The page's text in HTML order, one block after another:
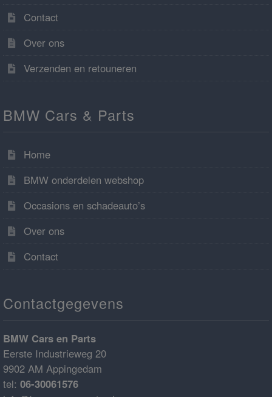
Contact
Over ons
Verzenden en retouneren
BMW Cars & Parts
Home
BMW onderdelen webshop
Occasions en schadeauto’s
Over ons
Contact
Contactgegevens
BMW Cars en Parts
Eerste Industrieweg 20
9902 AM Appingedam
tel: 06-30061576